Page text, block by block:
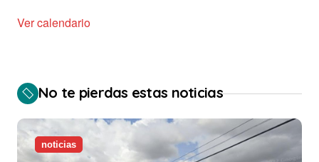
Ver calendario
No te pierdas estas noticias
noticias